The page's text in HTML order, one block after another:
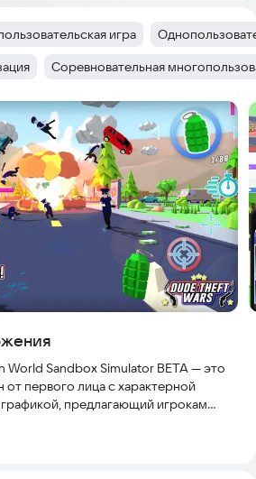
игра Тег:
Тег:
Соревновательная
World Sandbox Simulator BETA — это
первого лица с характерной
предлагающий игрокам
установки, не требует сложных